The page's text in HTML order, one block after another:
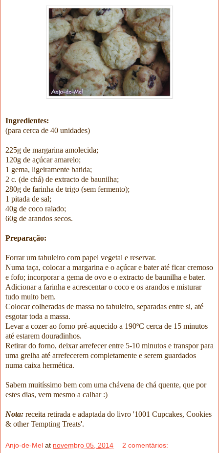
Ingredientes:
(para cerca de 40 unidades)
225g de margarina amolecida;
120g de açúcar amarelo;
1 gema, ligeiramente batida;
2 c. (de chá) de extracto de baunilha;
280g de farinha de trigo (sem fermento);
1 pitada de sal;
40g de coco ralado;
60g de arandos secos.
Preparação:
Forrar um tabuleiro com papel vegetal e reservar.
Numa taça, colocar a margarina e o açúcar e bater até ficar cremoso
e fofo; incorporar a gema de ovo e o extracto de baunilha e bater.
Adicionar a farinha e acrescentar o coco e os arandos e misturar
tudo muito bem.
Colocar colheradas de massa no tabuleiro, separadas entre si, até
esgotar toda a massa.
Levar a cozer ao forno pré-aquecido a 190ºC cerca de 15 minutos
até estarem douradinhos.
Retirar do forno, deixar arrefecer entre 5-10 minutos e transpor para
uma grelha até arrefecerem completamente e serem guardados
numa caixa hermética.
Sabem muitíssimo bem com uma chávena de chá quente, que por
estes dias, vem mesmo a calhar :)
Nota: receita retirada e adaptada do livro '1001 Cupcakes, Cookies
& other Tempting Treats'.
Anjo-de-Mel at novembro 05, 2014 2 comentários: